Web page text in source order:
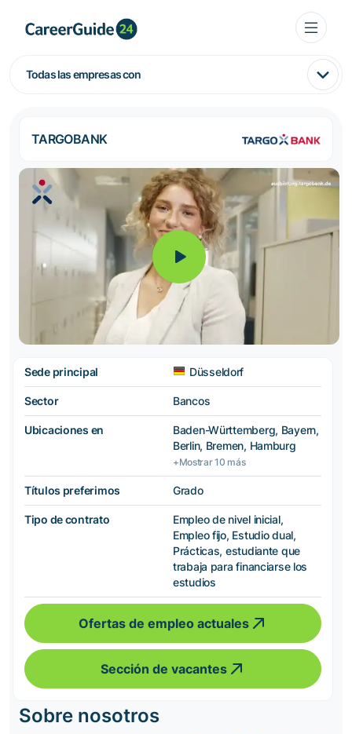
Todas las empresas con
TARGOBANK
Sede principal Düsseldorf
Sector Bancos
Ubicaciones en
Baden-Württemberg, Bayern,
Berlin, Bremen, Hamburg
+Mostrar 10 más
Títulos preferimos Grado
Tipo de contrato
Empleo de nivel inicial,
Empleo fijo, Estudio dual,
Prácticas, estudiante que
trabaja para financiarse los
estudios
Ofertas de empleo actuales
Sección de vacantes
Sobre nosotros